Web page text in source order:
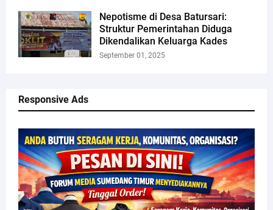
Nepotisme di Desa Batursari:
Struktur Pemerintahan Diduga
Dikendalikan Keluarga Kades
September 01, 2025
Responsive Ads